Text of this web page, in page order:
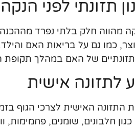
תזונתי לפני הנקה
מהווה חלק בלתי נפרד
כמו גם על בריאות האם
של האם במהלך תקופת
לתזונה אישית
התזונה האישית לצרכי הגוף
חלבונים, שומנים, פחמימות,